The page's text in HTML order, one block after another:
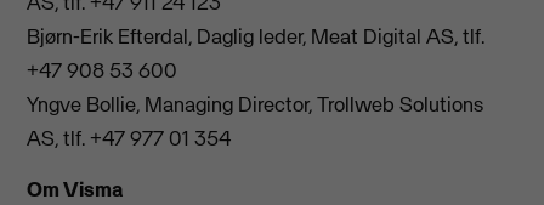
Bjørn-Erik Efterdal, Daglig leder, Meat Digital AS, tlf.
+47 908 53 600
Yngve Bollie, Managing Director, Trollweb Solutions
AS, tlf. +47 977 01 354
Om Visma